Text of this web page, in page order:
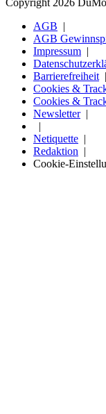
Copyright 2026
AGB
AGB
Impressum
Barrierefreiheit
Cookies &
Cookies &
Newsletter
Netiquette
Redaktion
Cookie-